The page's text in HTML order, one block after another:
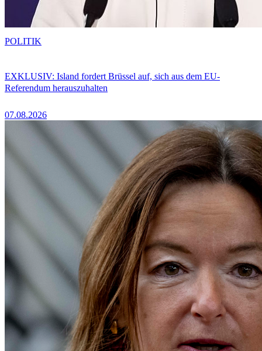
EXKLUSIV: Island fordert Brüssel auf, sich aus dem EU-
Referendum herauszuhalten
07.08.2026
POLITIK